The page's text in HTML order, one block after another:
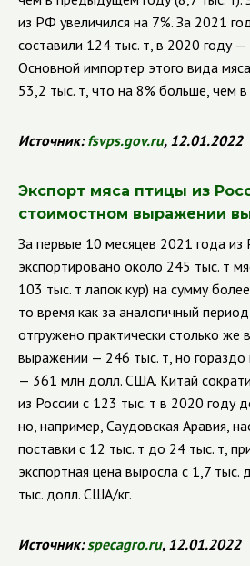
из РФ увеличился на 7%. За 2021
составили 124 тыс. т, в 2020 году —
Основной импортер этого вида
53,2 тыс. т, что на 8% больше, чем
Источник:fsvps.gov.ru, 12.01.2022
Экспорт мяса птицы из
стоимостном выражении
За первые 10 месяцев 2021 года из
экспортировано около 245 тыс. т
103 тыс. т лапок кур) на сумму
то время как за аналогичный
отгружено практически столько же
выражении — 246 тыс. т, но
— 361 млн долл. США. Китай
из России с 123 тыс. т в 2020 году
но, например, Саудовская Аравия,
поставки с 12 тыс. т до 24 тыс. т,
экспортная цена выросла с 1,7
тыс. долл. США/кг.
Источник:specagro.ru, 12.01.2022